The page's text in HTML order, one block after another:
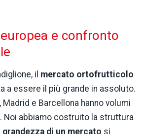
e confronto
il mercato ortofrutticolo
a essere il più grande in assoluto.
Madrid e Barcellona hanno volumi
Noi abbiamo costruito la struttura
grandezza di un mercato si